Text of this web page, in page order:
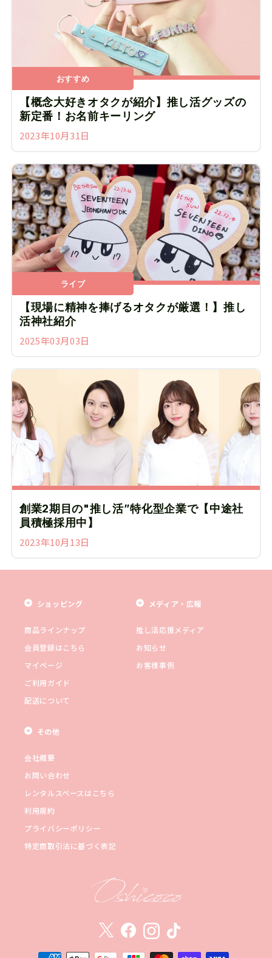
おすすめ
【概念大好きオタクが紹介】推し活グッズの
新定番！お名前キーリング
2023年10月31日
ライブ
【現場に精神を捧げるオタクが厳選！】推し
活神社紹介
2025年03月03日
創業2期目の"推し活”特化型企業で【中途社
員積極採用中】
2023年10月13日
ショッピング
商品ラインナップ
会員登録はこちら
マイページ
ご利用ガイド
配送について
メディア・広報
推し活応援メディア
お知らせ
お客様事例
その他
会社概要
お問い合わせ
レンタルスペースはこちら
利用規約
プライバシーポリシー
特定商取引法に基づく表記